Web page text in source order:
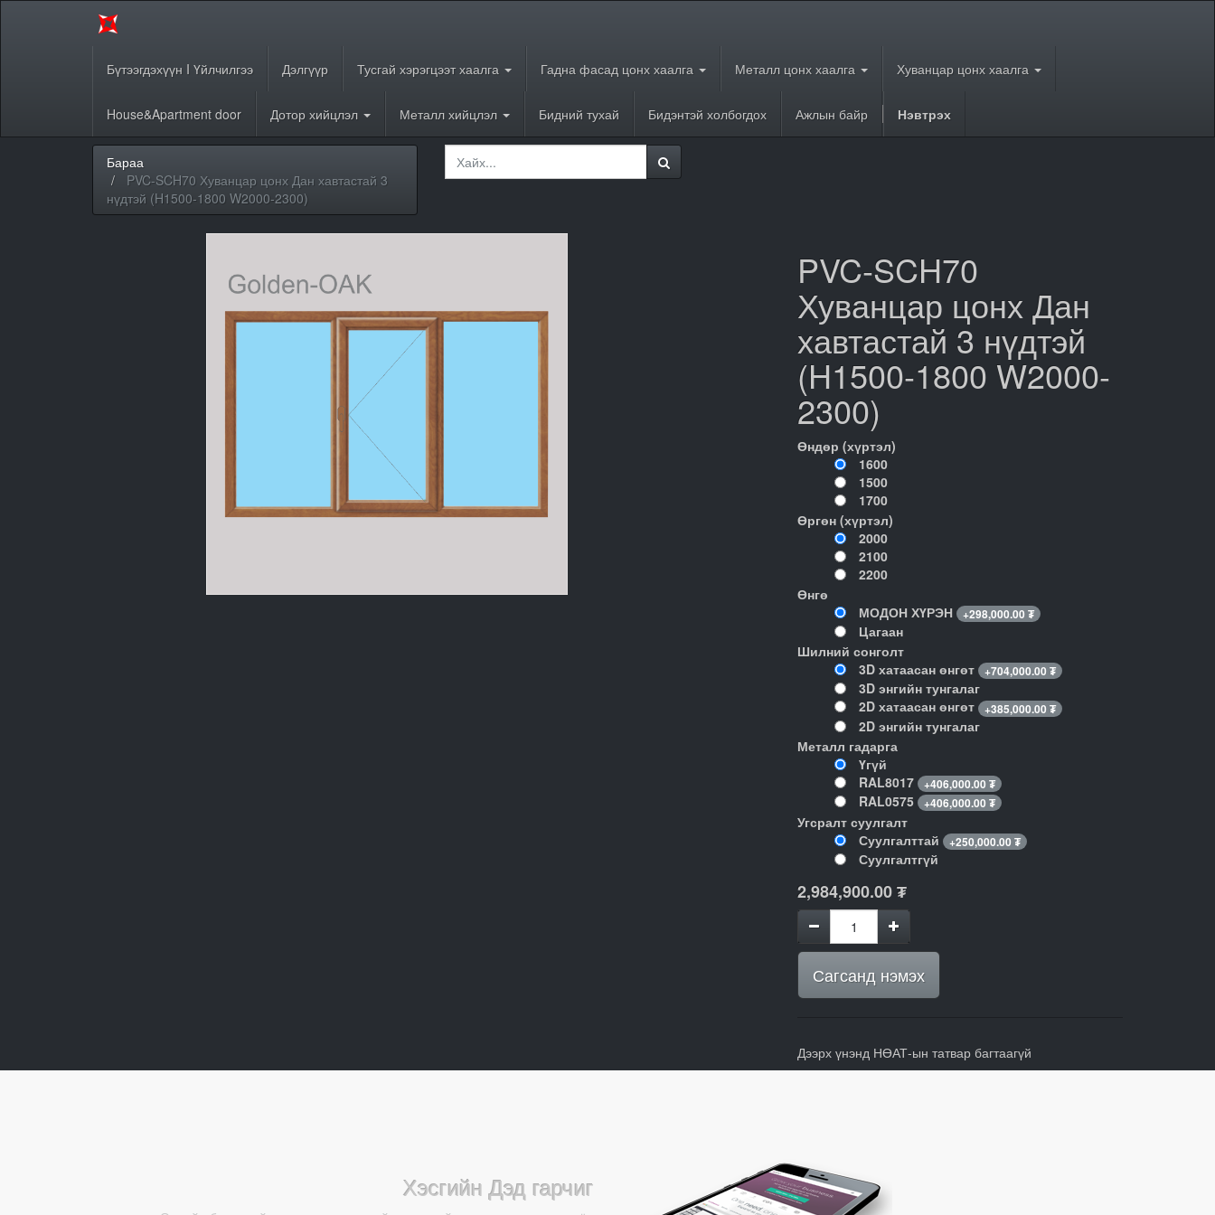
Бүтээгдэхүүн I Үйлчилгээ Дэлгүүр Тусгай хэрэгцээт хаалга Гадна фасад цонх хаалга Металл цонх хаалга Хуванцар цонх хаалга
House&Apartment door Дотор хийцлэл Металл хийцлэл Бидний тухай Бидэнтэй холбогдох Ажлын байр Нэвтрэх
Бараа
PVC-SCH70 Хуванцар цонх Дан хавтастай 3
нүдтэй (H1500-1800 W2000-2300)
PVC-SCH70
Хуванцар цонх Дан
хавтастай 3 нүдтэй
(H1500-1800 W2000-
2300)
Өндөр (хүртэл)
1600
1500
1700
Өргөн (хүртэл)
2000
2100
2200
Өнгө
МОДОН ХҮРЭН
+298,000.00 ₮
Цагаан
Шилний сонголт
3D хатаасан өнгөт
+704,000.00 ₮
3D энгийн тунгалаг
2D хатаасан өнгөт
+385,000.00 ₮
2D энгийн тунгалаг
Металл гадарга
Үгүй
RAL8017
+406,000.00 ₮
RAL0575 +406,000.00 ₮
Угсралт суулгалт
Суулгалттай
+250,000.00 ₮
Суулгалтгүй
2,984,900.00₮
Сагсанд нэмэх
Дээрх үнэнд НӨАТ-ын татвар багтаагүй
Хэсгийн Дэд гарчиг